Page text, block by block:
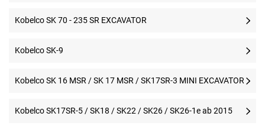
Kobelco SK 16 MSR / SK 17 MSR / SK17SR-3 MINI EXCAVATOR
Kobelco SK 70 - 235 SR EXCAVATOR
Kobelco SK-9
Kobelco SK17SR-5 / SK18 / SK22 / SK26 / SK26-1e ab 2015